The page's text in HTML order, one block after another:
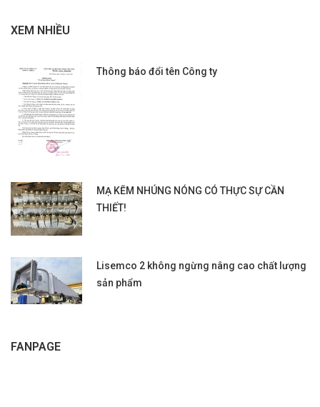
XEM NHIỀU
Thông báo đổi tên Công ty
MẠ KẼM NHÚNG NÓNG CÓ THỰC SỰ CẦN
THIẾT!
Lisemco 2 không ngừng nâng cao chất lượng
sản phẩm
FANPAGE